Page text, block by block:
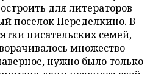
для литераторов
поселок Переделкино. В
писательских семей,
множество
нужно было только